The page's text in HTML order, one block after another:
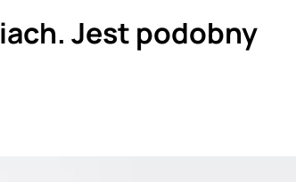
Jest podobny